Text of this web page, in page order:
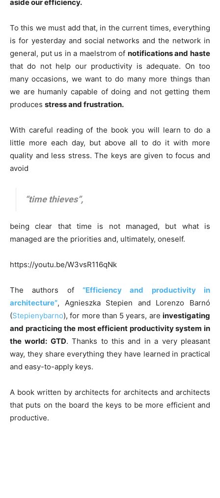
aside our efficiency.
To this we must add that, in the current times, everything
is for yesterday and social networks and the network in
general, put us in a maelstrom of notifications and haste
that do not help our productivity is adequate. On too
many occasions, we want to do many more things than
we are humanly capable of doing and not getting them
produces stress and frustration.
With careful reading of the book you will learn to do a
little more each day, but above all to do it with more
quality and less stress. The keys are given to focus and
avoid
“time thieves”,
being clear that time is not managed, but what is
managed are the priorities and, ultimately, oneself.
https://youtu.be/W3vsR116qNk
The authors of “Efficiency and productivity in
architecture”, Agnieszka Stepien and Lorenzo Barnó
(Stepienybarno), for more than 5 years, are investigating
and practicing the most efficient productivity system in
the world: GTD. Thanks to this and in a very pleasant
way, they share everything they have learned in practical
and easy-to-apply keys.
A book written by architects for architects and architects
that puts on the board the keys to be more efficient and
productive.